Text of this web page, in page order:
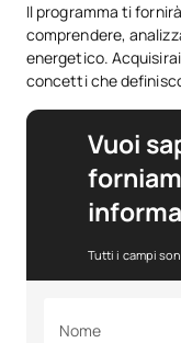
Il programma ti
comprendere,
energetico.
concetti che
Vuoi
Tutti i campi
Nome